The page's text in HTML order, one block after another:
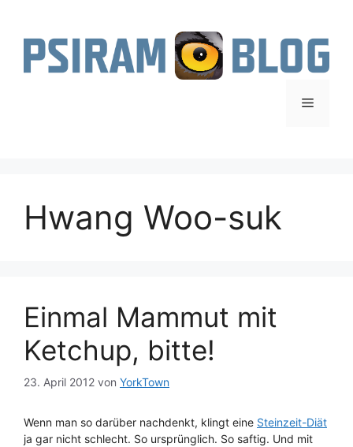
springen
Menü
Hwang Woo-suk
Einmal Mammut mit
Ketchup, bitte!
23. April 2012 von YorkTown
Wenn man so darüber nachdenkt, klingt eine Steinzeit-Diät
ja gar nicht schlecht. So ursprünglich. So saftig. Und mit